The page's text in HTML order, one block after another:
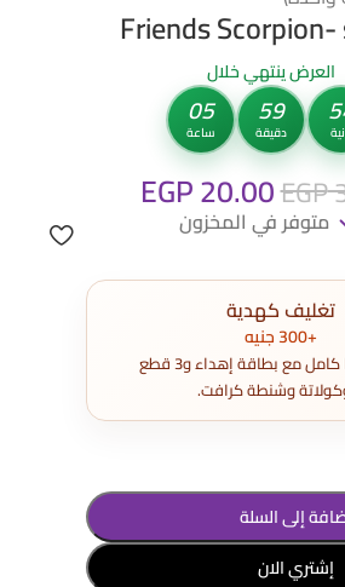
Friends
العرض ينتهي خلال
05
ساعة
59
دقيقة
EGP
EGP20.00
تغليف كهدية
+300 جنيه
تغليف هدايا كامل مع بطاقة إهداء و3 قطع
وشنطة كرافت.
إلى السلة
إشتري الان